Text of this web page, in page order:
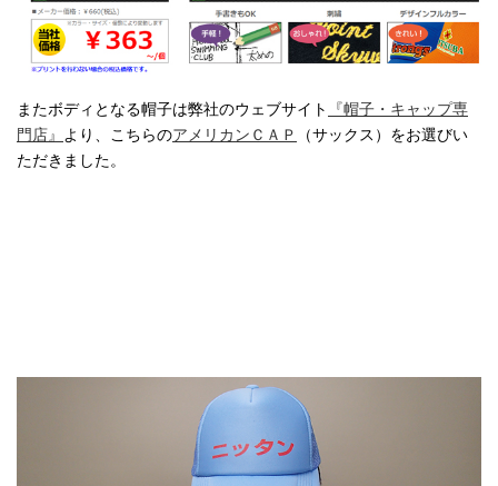
またボディとなる帽子は弊社のウェブサイト
『帽子・キャップ専
門店』
より、こちらのアメリカンＣＡＰ
（サックス）をお選びい
ただきました。